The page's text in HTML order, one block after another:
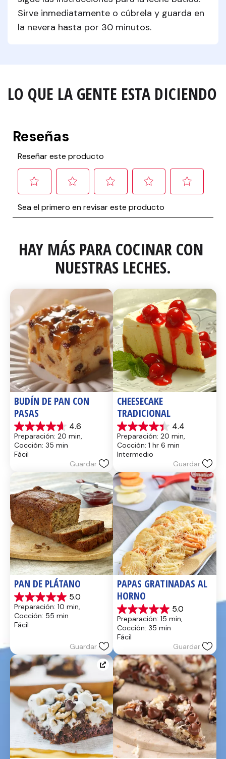
Sirve inmediatamente o cúbrela y guarda en
la nevera hasta por 30 minutos.
LO QUE LA GENTE ESTA DICIENDO
HAY MÁS PARA COCINAR CON
NUESTRAS LECHES.
BUDÍN DE PAN CON
PASAS
4.6
4.6
de
5
estrellas.
reseñas
Preparación: 20 min,
Cocción: 35 min
Fácil
Guardar
CHEESECAKE
TRADICIONAL
4.4
4.4
de
5
estrellas.
reseñas
Preparación: 20 min,
Cocción: 1 hr 6 min
Intermedio
Guardar
PAN DE PLÁTANO
5.0
5.0
de
5
estrellas.
Preparación: 10 min,
Cocción: 55 min
Fácil
Guardar
PAPAS GRATINADAS AL
HORNO
5.0
5.0
de
5
estrellas.
reseñas
Preparación: 15 min,
Cocción: 35 min
Fácil
Guardar